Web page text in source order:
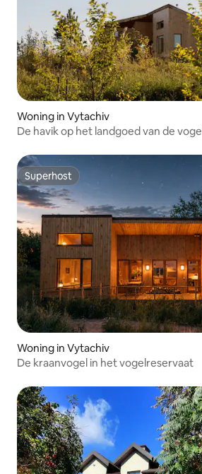
Woning in Vytachiv
De havik op het landgoed van de vogel
Superhost
Superhost
Woning in Vytachiv
De kraanvogel in het vogelreservaat